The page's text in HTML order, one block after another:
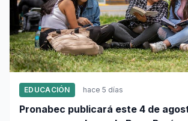
EDUCACIÓN hace 5 días
Pronabec publicará este 4 de